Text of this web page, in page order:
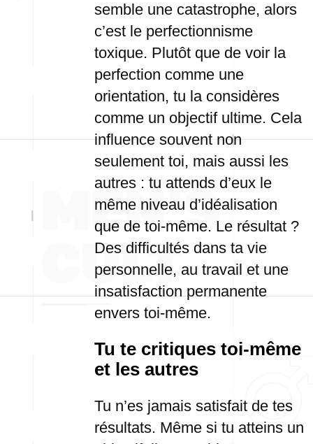
semble une catastrophe, alors
c’est le perfectionnisme
toxique. Plutôt que de voir la
perfection comme une
orientation, tu la considères
comme un objectif ultime. Cela
influence souvent non
seulement toi, mais aussi les
autres : tu attends d’eux le
même niveau d’idéalisation
que de toi-même. Le résultat ?
Des difficultés dans ta vie
personnelle, au travail et une
insatisfaction permanente
envers toi-même.
Tu te critiques toi-même
et les autres
Tu n’es jamais satisfait de tes
résultats. Même si tu atteins un